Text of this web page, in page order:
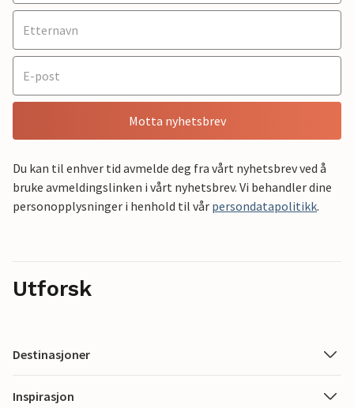
Motta nyhetsbrev
Du kan til enhver tid avmelde deg fra vårt nyhetsbrev ved å
bruke avmeldingslinken i vårt nyhetsbrev. Vi behandler dine
personopplysninger i henhold til vår persondatapolitikk.
Utforsk
Destinasjoner
Inspirasjon